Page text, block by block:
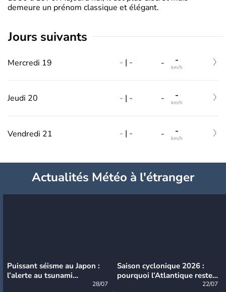
demeure un prénom classique et élégant.
jours suivants
Mercredi 19 - | - - -
km/h
Jeudi 20 - | - - -
km/h
Vendredi 21 - | - - -
km/h
Actualités Météo à l'étranger
Puissant séisme au Japon :
l’alerte au tsunami
28/07
Saison cyclonique 2026 :
pourquoi l’Atlantique reste
22/07